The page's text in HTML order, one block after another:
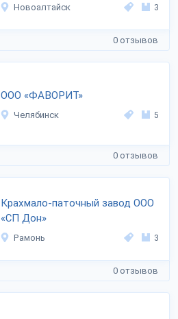
Новоалтайск 3
0 отзывов
ООО «ФАВОРИТ»
Челябинск 5
0 отзывов
Крахмало-паточный завод ООО
«СП Дон»
Рамонь 3
0 отзывов